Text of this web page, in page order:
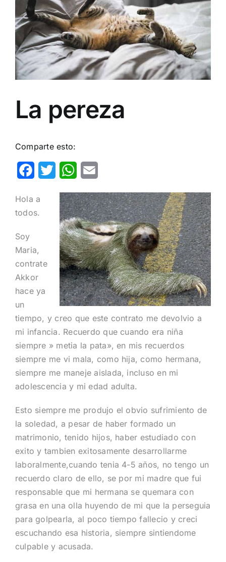
La pereza
Comparte esto:
Facebook
Twitter WhatsApp
Hola a
todos.
Soy
Maria,
contrate
Akkor
hace ya
un
tiempo, y creo que este contrato me devolvio a
mi infancia. Recuerdo que cuando era niña
siempre » metia la pata», en mis recuerdos
siempre me vi mala, como hija, como hermana,
siempre me maneje aislada, incluso en mi
adolescencia y mi edad adulta.
Esto siempre me produjo el obvio sufrimiento de
la soledad, a pesar de haber formado un
matrimonio, tenido hijos, haber estudiado con
exito y tambien exitosamente desarrollarme
laboralmente,cuando tenia 4-5 años, no tengo un
recuerdo claro de ello, se por mi madre que fui
responsable que mi hermana se quemara con
grasa en una olla huyendo de mi que la perseguia
para golpearla, al poco tiempo fallecio y creci
escuchando esa historia, siempre sintiendome
culpable y acusada.